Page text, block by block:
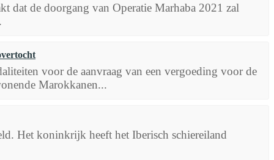
dat de doorgang van Operatie Marhaba 2021 zal
voor de aanvraag van een vergoeding voor de
Marokkanen...
Het koninkrijk heeft het Iberisch schiereiland